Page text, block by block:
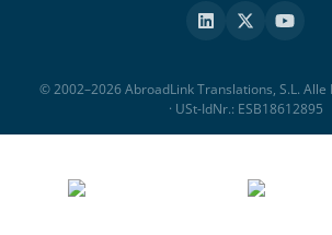
© 2002–2026 AbroadLink Translations, S.L. Alle
· USt-IdNr.: ESB18612895